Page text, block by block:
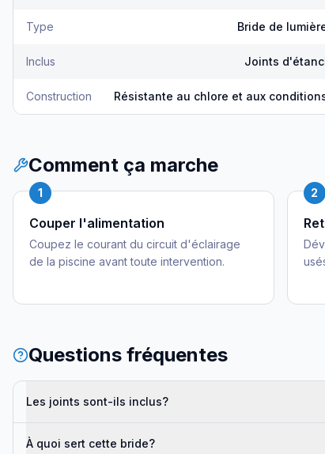
Type Bride de
Inclus Joints
Construction Résistante au chlore et aux
Comment ça marche
1
Couper l'alimentation
Coupez le courant du circuit d'éclairage
de la piscine avant toute intervention.
2
Questions fréquentes
Les joints sont-ils inclus?
À quoi sert cette bride?